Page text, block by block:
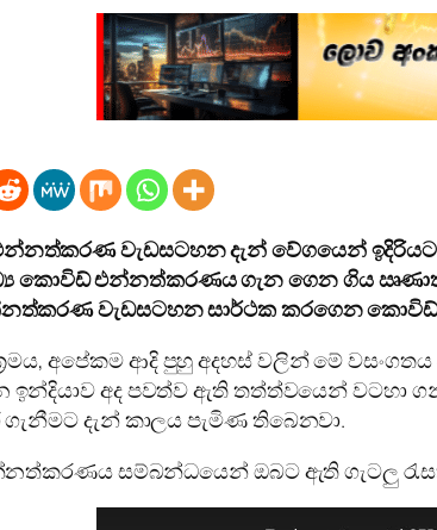
වැඩසටහන දැන් වේගයෙන් ඉදිරියට
කොවිඩ් එන්නත්කරණය ගැන ගෙන ගිය
වැඩසටහන සාර්ථක කරගෙන කොවිඩ්
අපේකම ආදි පුහු අදහස් වලින් මේ
අද පවත්ව ඇති තත්ත්වයෙන් වටහා
දැන් කාලය පැමිණ තිබෙනවා.
සම්බන්ධයෙන් ඔබට ඇති ගැටලු